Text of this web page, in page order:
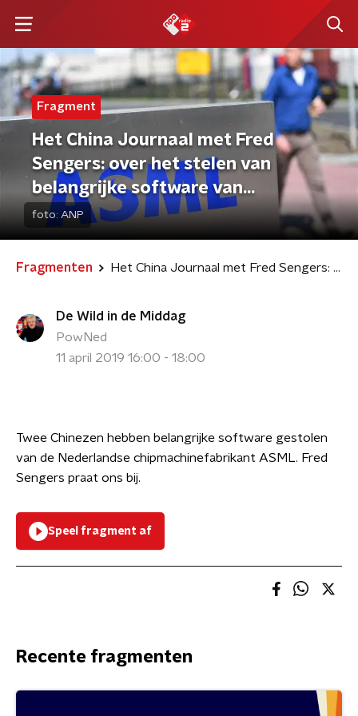
Fragment
Het China Journaal met Fred
Sengers: over het stelen van
belangrijke software van
Nederlandse
chipmachinefabrikant door
Chinezen
foto: ANP
Fragmenten Het China Journaal met Fred Sengers: over het stelen van belangrijke software van Nederlandse chipmachinefabrikant door Chinezen
De Wild in de Middag
PowNed
11 april 2019 16:00 - 18:00
Twee Chinezen hebben belangrijke software gestolen
van de Nederlandse chipmachinefabrikant ASML. Fred
Sengers praat ons bij.
Speel fragment af
Recente fragmenten